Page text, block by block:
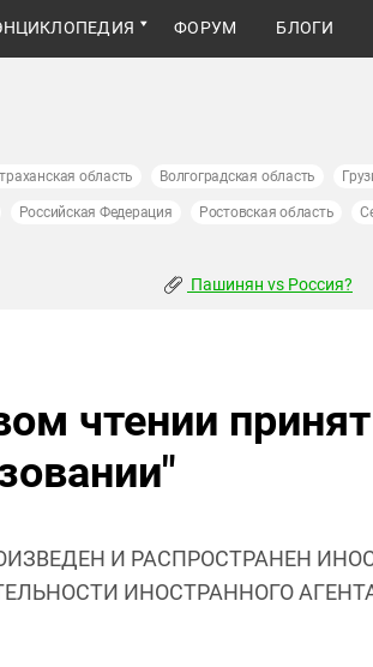
ФОРУМ БЛОГИ
область Волгоградская область
Российская Федерация Ростовская область
Пашинян vs Россия?
чтении принят
И РАСПРОСТРАНЕН
ИНОСТРАННОГО